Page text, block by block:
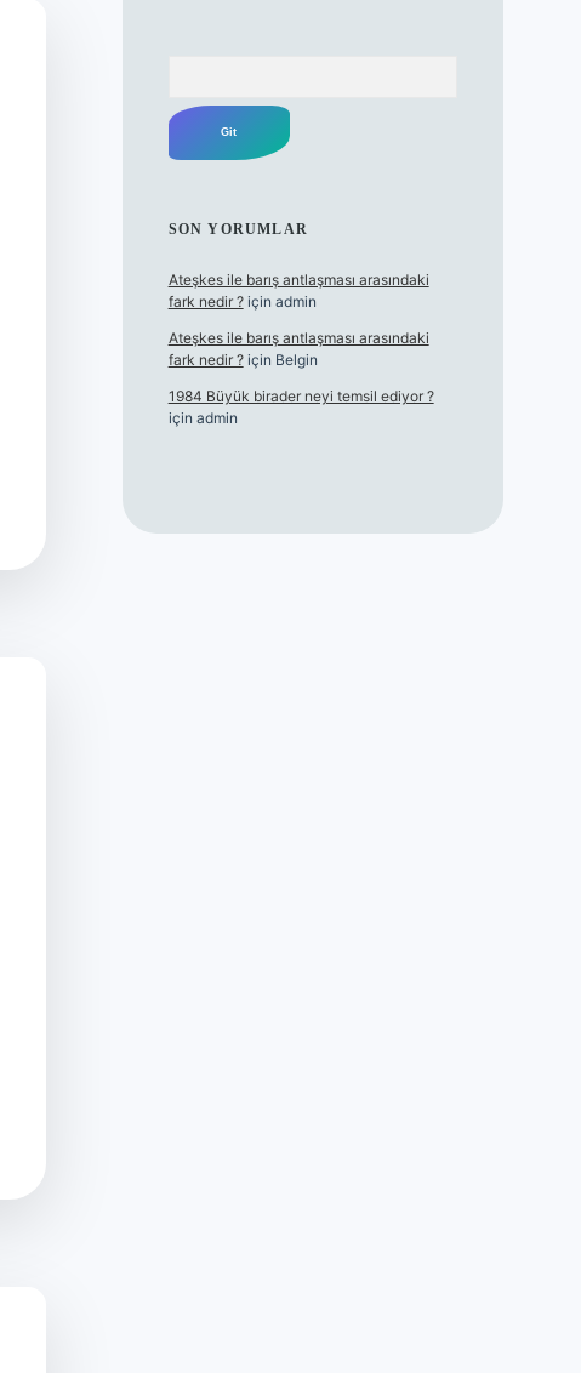
SON YORUMLAR
Ateşkes ile barış antlaşması arasındaki
fark nedir ?için admin
Ateşkes ile barış antlaşması arasındaki
fark nedir ?için Belgin
1984 Büyük birader neyi temsil ediyor ?
için admin